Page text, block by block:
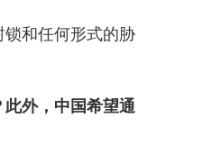
和任何形式的胁
外，中国希望通